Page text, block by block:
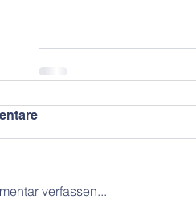
verfassen...